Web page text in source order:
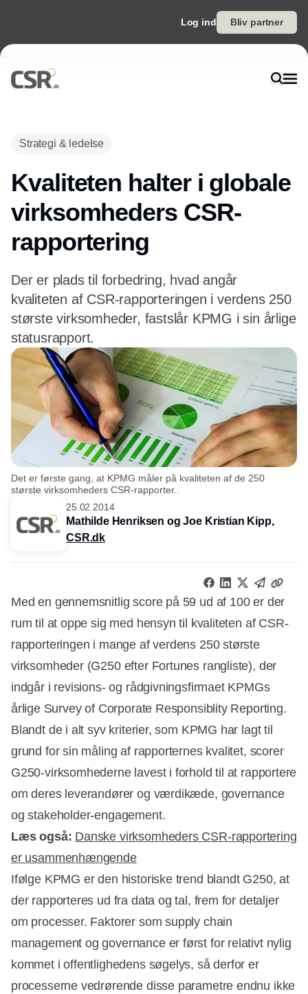
Log ind Bliv partner
Strategi & ledelse
Kvaliteten halter i globale
virksomheders CSR-
rapportering
Der er plads til forbedring, hvad angår
kvaliteten af CSR-rapporteringen i verdens 250
største virksomheder, fastslår KPMG i sin årlige
statusrapport.
Det er første gang, at KPMG måler på kvaliteten af de 250
største virksomheders CSR-rapporter..
25.02.2014
Mathilde Henriksen og Joe Kristian Kipp,
CSR.dk
Med en gennemsnitlig score på 59 ud af 100 er der
rum til at oppe sig med hensyn til kvaliteten af CSR-
rapporteringen i mange af verdens 250 største
virksomheder (G250 efter Fortunes rangliste), der
indgår i revisions- og rådgivningsfirmaet KPMGs
årlige Survey of Corporate Responsiblity Reporting.
Blandt de i alt syv kriterier, som KPMG har lagt til
grund for sin måling af rapporternes kvalitet, scorer
G250-virksomhederne lavest i forhold til at rapportere
om deres leverandører og værdikæde, governance
og stakeholder-engagement.
Annonce
Læs også: Danske virksomheders CSR-rapportering
er usammenhængende
Ifølge KPMG er den historiske trend blandt G250, at
der rapporteres ud fra data og tal, frem for detaljer
om processer. Faktorer som supply chain
management og governance er først for relativt nylig
kommet i offentlighedens søgelys, så derfor er
processerne vedrørende disse parametre endnu ikke